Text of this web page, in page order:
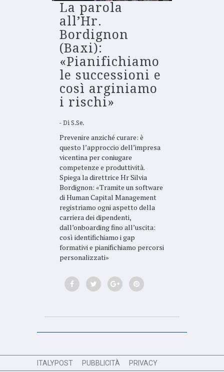
La parola
all’Hr.
Bordignon
(Baxi):
«Pianifichiamo
le successioni e
così arginiamo
i rischi»
Di S.Se.
Prevenire anziché curare: è
questo l’approccio dell’impresa
vicentina per coniugare
competenze e produttività.
Spiega la direttrice Hr Silvia
Bordignon: «Tramite un software
di Human Capital Management
registriamo ogni aspetto della
carriera dei dipendenti,
dall’onboarding fino all’uscita:
così identifichiamo i gap
formativi e pianifichiamo percorsi
personalizzati»
ITALYPOST PUBBLICITÀ PRIVACY